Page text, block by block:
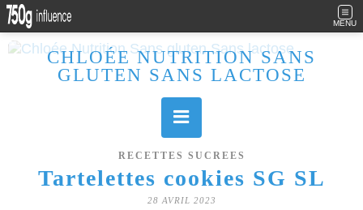
MENU
CHLOÉE NUTRITION SANS
GLUTEN SANS LACTOSE
RECETTES SUCREES
Tartelettes cookies SG SL
28 AVRIL 2023